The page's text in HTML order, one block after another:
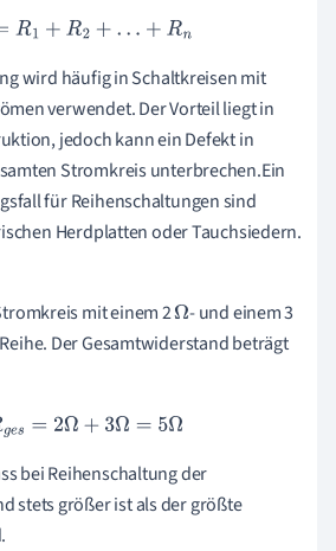
g es= R1 +R2+… + Rn
wird häufig in Schaltkreisen mit
verwendet. Der Vorteil liegt in
jedoch kann ein Defekt in
Stromkreis unterbrechen.Ein
für Reihenschaltungen sind
Herdplatten oder Tauchsiedern.
mit einem 2Ω- und einem 3
Der Gesamtwiderstand beträgt
R ge s=2Ω+3Ω=5Ω
bei Reihenschaltung der
stets größer ist als der größte